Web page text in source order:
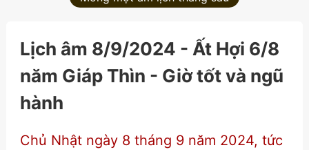
Lịch âm 8/9/2024 - Ất Hợi 6/8
năm Giáp Thìn - Giờ tốt và ngũ
hành
Chủ Nhật ngày 8 tháng 9 năm 2024, tức